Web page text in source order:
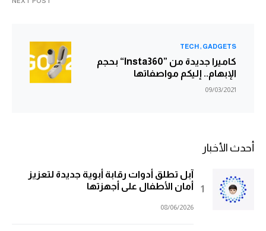
GADGETS
TECH
كاميرا جديدة من ”Insta360“ بحجم
الإبهام.. إليكم مواصفاتها
09/03/2021
أحدث الأخبار
آبل تطلق أدوات رقابة أبوية جديدة لتعزيز
أمان الأطفال على أجهزتها
08/06/2026